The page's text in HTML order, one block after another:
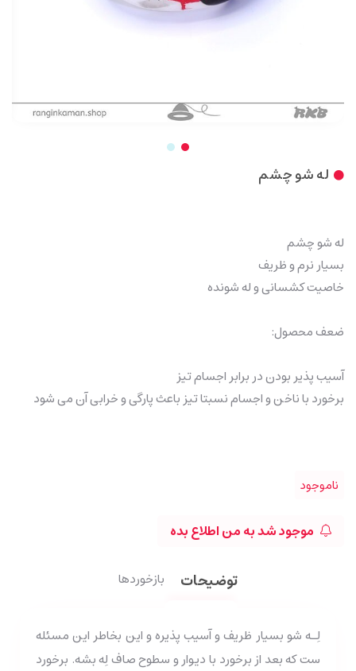
له شو چشم
له شو چشم
بسیار نرم و ظریف
خاصیت کشسانی و له شونده
ضعف محصول:
آسیب پذیر بودن در برابر اجسام تیز
برخورد با ناخن و اجسام نسبتا تیز باعث پارگی و خرابی آن می شود
ناموجود
موجود شد به من اطلاع بده
توضیحات بازخوردها
لِـه شو بسیار ظریف و آسیب پذیره و این بخاطر این مسئله
ست که بعد از برخورد با دیوار و سطوح صاف لِه بشه. برخورد